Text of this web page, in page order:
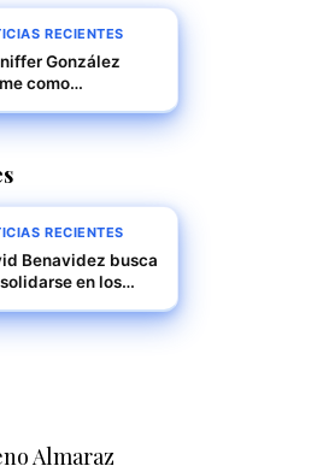
RECIENTES
González
como
marcando un
política de la
RECIENTES
Benavidez busca
en los
espera su
Almaraz